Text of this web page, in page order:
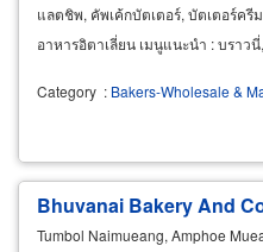
แลตชิพ, คัพเค้กบัตเตอร์, บัตเตอร์ค
อาหารอิตาเลี่ยน เมนูแนะนำ : บราว
Category : Bakers-Wholesale &
Bhuvanai Bakery And
Tumbol Naimueang, Amphoe